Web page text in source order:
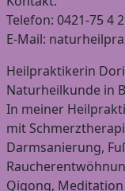
Telefon: 0421-75 4
E-Mail:
Heilpraktikerin
Naturheilkunde in
In meiner
mit
Darmsanierung,
Qigong,